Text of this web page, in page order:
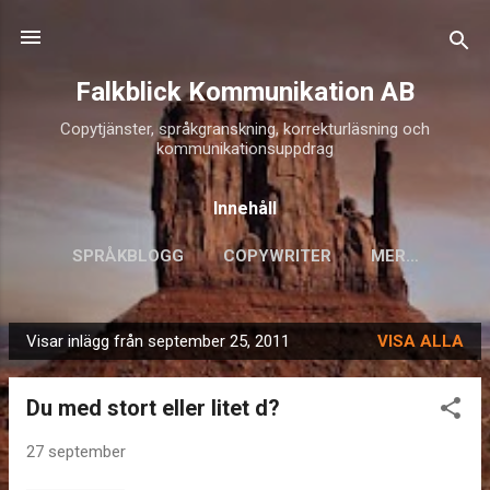
Falkblick Kommunikation AB
Copytjänster, språkgranskning, korrekturläsning och
kommunikationsuppdrag
Innehåll
SPRÅKBLOGG COPYWRITER MER…
I
n
Visar inlägg från september 25, 2011 VISA ALLA
Du med stort eller litet d?
27 september